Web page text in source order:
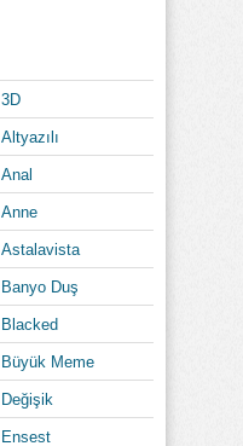
3D
Altyazılı
Anal
Anne
Astalavista
Banyo Duş
Blacked
Büyük Meme
Değişik
Ensest